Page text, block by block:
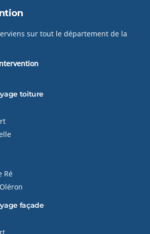
sur tout le département de la
toiture
Ré
façade